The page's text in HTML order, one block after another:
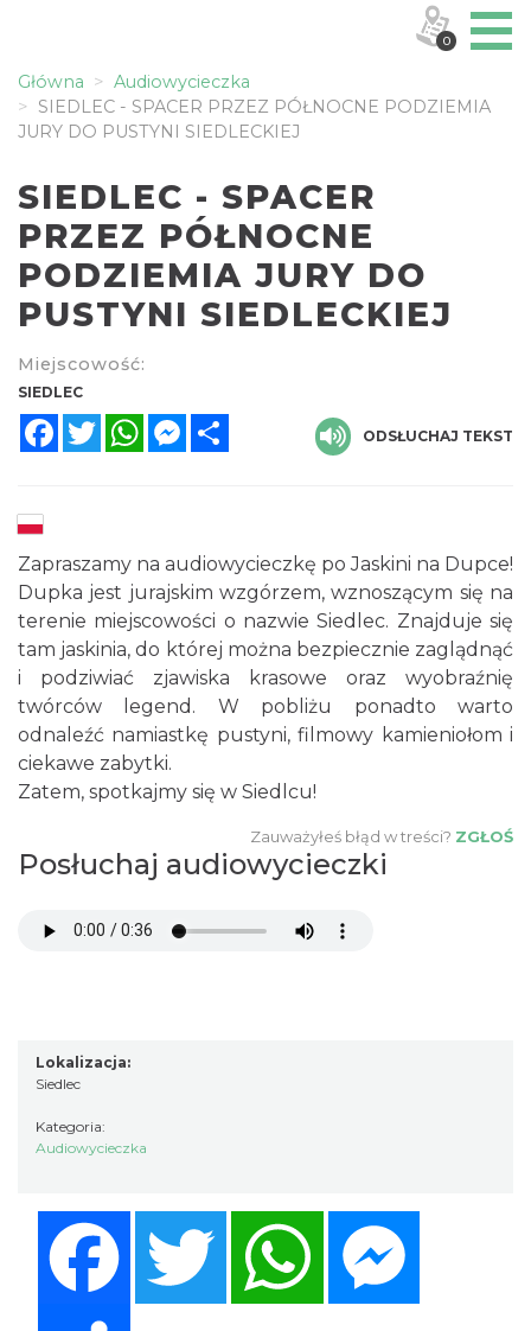
Główna
Audiowycieczka
SIEDLEC - SPACER PRZEZ PÓŁNOCNE PODZIEMIA
JURY DO PUSTYNI SIEDLECKIEJ
SIEDLEC - SPACER
PRZEZ PÓŁNOCNE
PODZIEMIA JURY DO
PUSTYNI SIEDLECKIEJ
Miejscowość:
SIEDLEC
FacebookTwitterWhatsAppMessenger
ODSŁUCHAJ TEKST
Zapraszamy na audiowycieczkę po Jaskini na Dupce!
Dupka jest jurajskim wzgórzem, wznoszącym się na
terenie miejscowości o nazwie Siedlec. Znajduje się
tam jaskinia, do której można bezpiecznie zaglądnąć
i podziwiać zjawiska krasowe oraz wyobraźnię
twórców legend. W pobliżu ponadto warto
odnaleźć namiastkę pustyni, filmowy kamieniołom i
ciekawe zabytki.
Zatem, spotkajmy się w Siedlcu!
Zauważyłeś błąd w treści? ZGŁOŚ
Posłuchaj audiowycieczki
Lokalizacja:
Siedlec
Kategoria:
Audiowycieczka
Twitter WhatsApp
0